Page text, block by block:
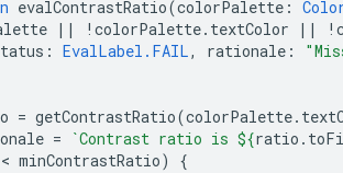
evalContrastRatio(colorPalette :
|| ! colorPalette. textColor || !
: EvalLabel.FAIL, rationale :
= getContrastRatio(colorPalette.
= `Contrast ratio is ${ratio .
< minContrastRatio)
{